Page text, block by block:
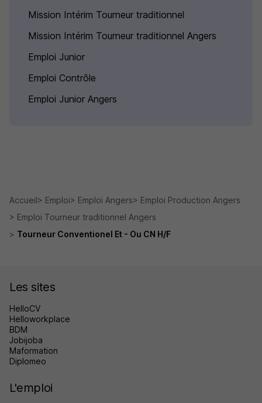
Mission Intérim Tourneur traditionnel
Mission Intérim Tourneur traditionnel Angers
Emploi Junior
Emploi Contrôle
Emploi Junior Angers
Accueil Emploi Emploi Angers
Emploi Production Angers
Emploi Tourneur traditionnel Angers
Tourneur Conventionel Et - Ou CN H/F
Les sites
HelloCV
Helloworkplace
BDM
Jobijoba
Maformation
Diplomeo
L'emploi